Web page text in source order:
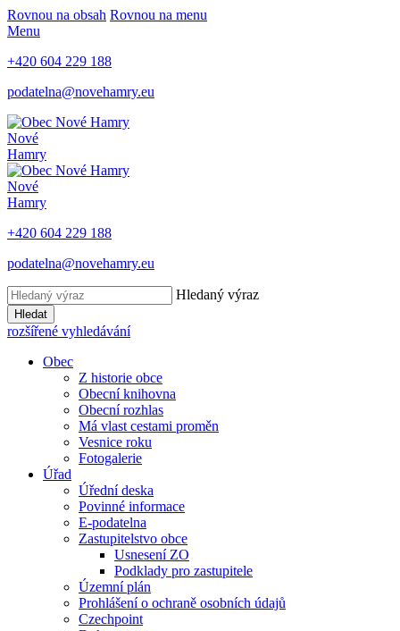
Rovnou na obsah Rovnou na menu
Menu
+420 604 229 188
podatelna@novehamry.eu
Nové
Hamry
Nové
Hamry
+420 604 229 188
podatelna@novehamry.eu
Hledaný výraz
Hledat
rozšířené vyhledávání
Obec
Z historie obce
Obecní knihovna
Obecní rozhlas
Má vlast cestami proměn
Vesnice roku
Fotogalerie
Úřad
Úřední deska
Povinné informace
E-podatelna
Zastupitelstvo obce
Usnesení ZO
Podklady pro zastupitele
Územní plán
Prohlášení o ochraně osobních údajů
Czechpoint